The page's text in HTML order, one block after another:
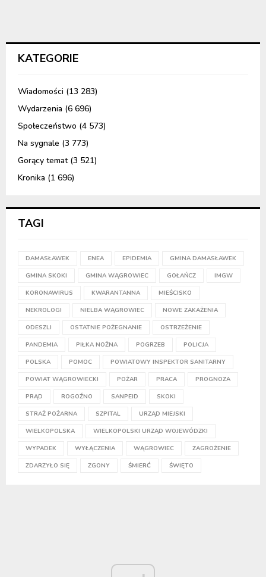
KATEGORIE
Wiadomości (13 283)
Wydarzenia (6 696)
Społeczeństwo (4 573)
Na sygnale (3 773)
Gorący temat(3 521)
Kronika (1 696)
TAGI
DAMASŁAWEK ENEA EPIDEMIA GMINA DAMASŁAWEK
GMINA SKOKI GMINA WĄGROWIEC GOŁAŃCZ IMGW
KORONAWIRUS KWARANTANNA MIEŚCISKO
NEKROLOGI NIELBA WĄGROWIEC NOWE ZAKAŻENIA
ODESZLI OSTATNIE POŻEGNANIE OSTRZEŻENIE
PANDEMIA PIŁKA NOŻNA POGRZEB POLICJA
POLSKA POMOC POWIATOWY INSPEKTOR SANITARNY
POWIAT WĄGROWIECKI POŻAR PRACA PROGNOZA
PRĄD ROGOŹNO SANPEID SKOKI
STRAŻ POŻARNA SZPITAL URZĄD MIEJSKI
WIELKOPOLSKA WIELKOPOLSKI URZĄD WOJEWÓDZKI
WYPADEK WYŁĄCZENIA WĄGROWIEC ZAGROŻENIE
ZDARZYŁO SIĘ ZGONY ŚMIERĆ ŚWIĘTO